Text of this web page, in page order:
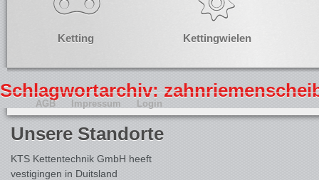
Ketting Kettingwielen
Schlagwortarchiv:
Unsere Standorte
KTS Kettentechnik GmbH heeft
vestigingen in Duitsland
AGB Impressum Login